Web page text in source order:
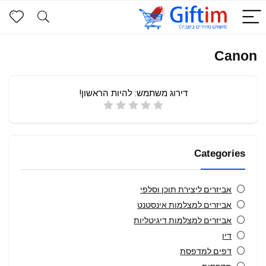
Canon
דירוג משתמש:להיות הראשון!
Categories
אביזרים ליצירת תוכן וסלפי
אביזרים למצלמות אינסטנט
אביזרים למצלמות דיגיטליות
דיו
דפים למדפסת